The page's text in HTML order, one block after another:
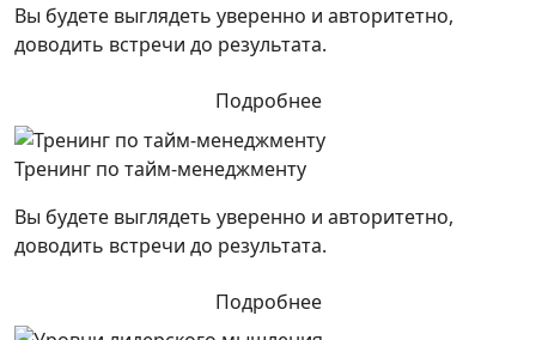
Вы будете выглядеть уверенно и авторитетно,
доводить встречи до результата.
Подробнее
Тренинг по тайм-менеджменту
Вы будете выглядеть уверенно и авторитетно,
доводить встречи до результата.
Подробнее